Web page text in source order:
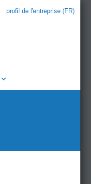
profil de l'entreprise (FR)